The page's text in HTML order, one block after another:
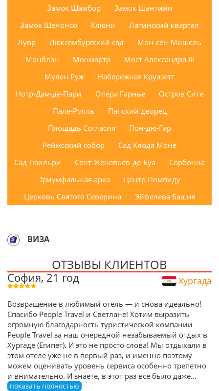
Замок Шамбор
Замок Шантийи
Замок Шенонсо
Клюни
Латинский квартал
Лувр
Люксембургский сад
Мон-сен-Мишель
Монблан
Монмартр
Мост Александра III
Мулен Руж
Набережная Круазетт
Нотр-Дам-де-Пари
Опера Гарнье
Остров Сите
Пале-Рояль
Папский дворец
Площадь Согласия
Пон-дю-Гар
Реймсский собор
Сад Клода Моне
Сад Тюильри
Сент-Женевьев-де-Буа
Сорбонна
Триумфальная арка
Центр Помпиду
Церковь Святого Северина
Эйфелева Башня
ВИЗА
ОТЗЫВЫ КЛИЕНТОВ
София, 21 год Хургада
Возвращение в любимый отель — и снова идеально!
Спасибо People Travel и Светлане! Хотим выразить
огромную благодарность туристической компании
People Travel за наш очередной незабываемый отдых в
Хургаде (Египет). И это не просто слова! Мы отдыхали в
этом отеле уже не в первый раз, и именно поэтому
можем оценивать уровень сервиса особенно трепетно
и внимательно. И знаете, в этот раз всё было даже...
показать полностью